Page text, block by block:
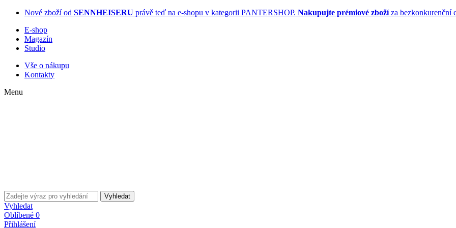
Nové zboží od SENNHEISERU právě teď na e-shopu v kategorii PANTERSHOP. Nakupujte prémiové zbožíza bezkonkurenční
E-shop
Magazín
Studio
Vše o nákupu
Kontakty
Menu
Vyhledat
Vyhledat
Oblíbené 0
Přihlášení